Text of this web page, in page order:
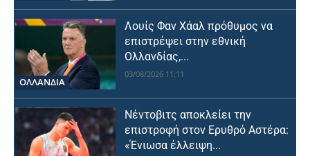
OΛΛΑΝΔΊΑ
Λουίς Φαν Χάαλ πρόθυμος να
επιστρέψει στην εθνική
Ολλανδίας,...
03/08/2026 11:11
Νέντοβιτς αποκλείει την
επιστροφή στον Ερυθρό Αστέρα:
«Ένιωσα έλλειψη...